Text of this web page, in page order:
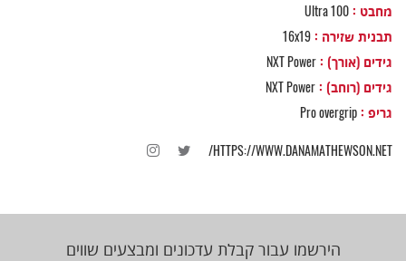
מחבט : Ultra 100
תבנית שזירה : 16x19
גידים (אורך) : NXT Power
גידים (רוחב) : NXT Power
גריפ : Pro overgrip
HTTPS://WWW.DANAMATHEWSON.NET/
הירשמו עבור קבלת עדכונים ומבצעים שווים